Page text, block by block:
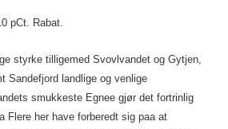
pCt. Rabat.
styrke tilligemed Svovlvandet og Gytjen,
Sandefjord landlige og venlige
smukkeste Egnee gjør det fortrinlig
Flere her have forberedt sig paa at